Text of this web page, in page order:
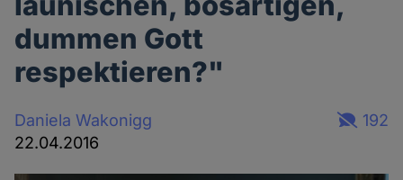
dummen Gott
respektieren?"
Daniela Wakonigg
22.04.2016
192